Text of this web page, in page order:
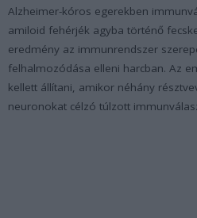
Alzheimer-kóros egerekben
amiloid fehérjék agyba történő
eredmény az immunrendszer
felhalmozódása elleni harcban. Az
kellett állítani, amikor néhány
neuronokat célzó túlzott